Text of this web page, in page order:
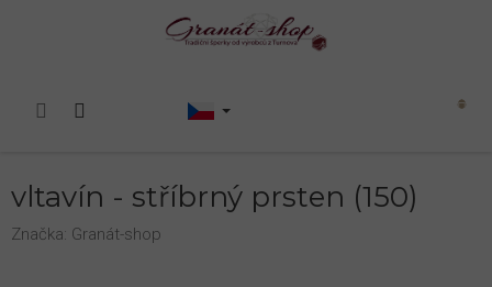
Nákupní
vltavín - stříbrný prsten (150)
Značka: Granát-shop